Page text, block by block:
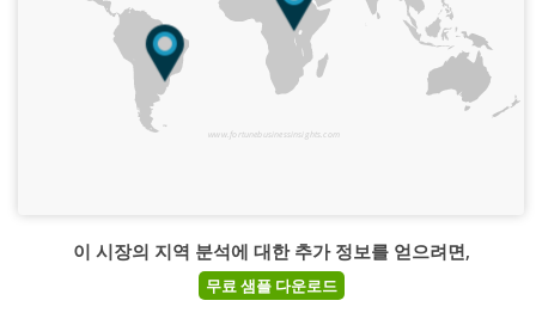
www.fortunebusinessinsights.com
이 시장의 지역 분석에 대한 추가 정보를 얻으려면,
무료 샘플 다운로드